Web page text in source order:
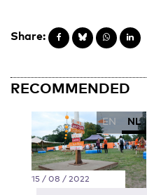
Share:
RECOMMENDED
EN NL
15 / 08 / 2022